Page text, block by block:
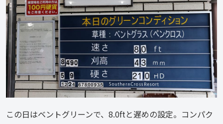
この日はベントグリーンで、8.0ftと遅めの設定。コンパク